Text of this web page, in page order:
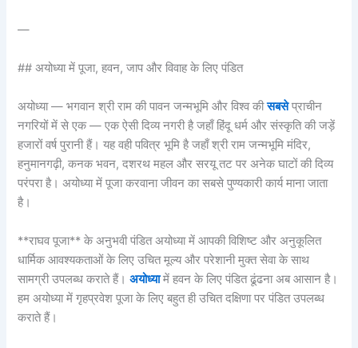
—
## अयोध्या में पूजा, हवन, जाप और विवाह के लिए पंडित
अयोध्या — भगवान श्री राम की पावन जन्मभूमि और विश्व कीसबसेप्राचीन
नगरियों में से एक — एक ऐसी दिव्य नगरी है जहाँ हिंदू धर्म और संस्कृति की जड़ें
हजारों वर्ष पुरानी हैं। यह वही पवित्र भूमि है जहाँ श्री राम जन्मभूमि मंदिर,
हनुमानगढ़ी, कनक भवन, दशरथ महल और सरयू तट पर अनेक घाटों की दिव्य
परंपरा है। अयोध्या में पूजा करवाना जीवन का सबसे पुण्यकारी कार्य माना जाता
है।
**राघव पूजा** के अनुभवी पंडित अयोध्या में आपकी विशिष्ट और अनुकूलित
धार्मिक आवश्यकताओं के लिए उचित मूल्य और परेशानी मुक्त सेवा के साथ
सामग्री उपलब्ध कराते हैं।अयोध्यामें हवन के लिए पंडित ढूंढना अब आसान है।
हम अयोध्या में गृहप्रवेश पूजा के लिए बहुत ही उचित दक्षिणा पर पंडित उपलब्ध
कराते हैं।